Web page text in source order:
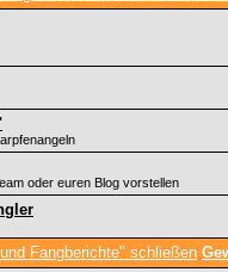
oder euren Blog vorstellen